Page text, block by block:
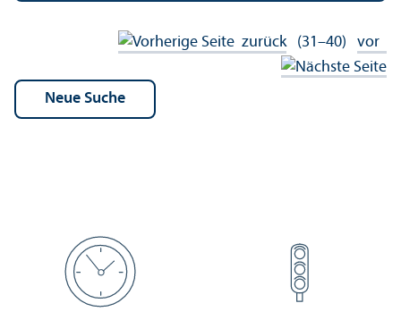
zurück(31–40) vor